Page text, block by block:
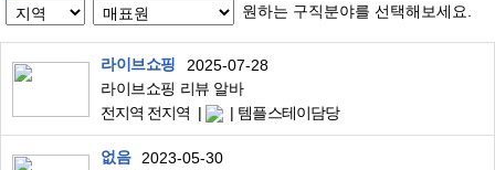
원하는 구직분야를 선택해보세요.
라이브쇼핑
2025-07-28
라이브쇼핑 리뷰 알바
전지역 전지역
템플스테이담당
없음
2023-05-30